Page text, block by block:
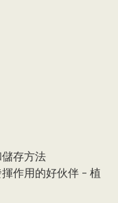
存方法
作用的好伙伴 - 植